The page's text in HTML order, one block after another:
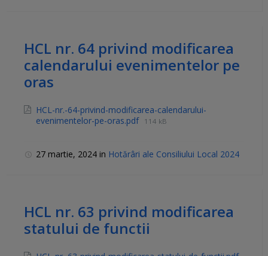
HCL nr. 64 privind modificarea
calendarului evenimentelor pe
oras
HCL-nr.-64-privind-modificarea-calendarului-
evenimentelor-pe-oras.pdf 114 kB
27 martie, 2024 in Hotărâri ale Consiliului Local 2024
HCL nr. 63 privind modificarea
statului de functii